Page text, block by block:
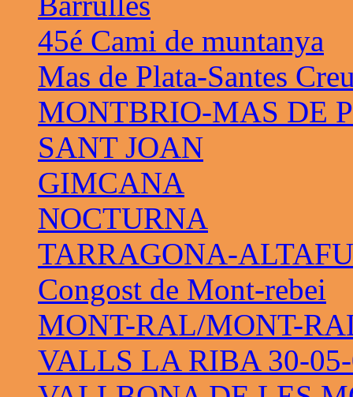
45é Cami de muntanya
Mas de Plata-Santes
MONTBRIO-MAS DE
SANT JOAN
GIMCANA
NOCTURNA
TARRAGONA-
Congost de Mont-rebei
MONT-RAL/MONT-
VALLS LA RIBA 30-